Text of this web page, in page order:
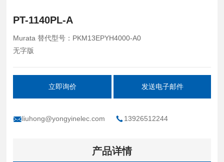
PT-1140PL-A
Murata 替代型号：PKM13EPYH4000-A0
无字版
立即询价 发送电子邮件
liuhong@yongyinelec.com 13926512244
产品详情